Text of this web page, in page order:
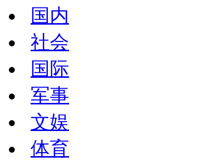
国内
社会
国际
军事
文娱
体育